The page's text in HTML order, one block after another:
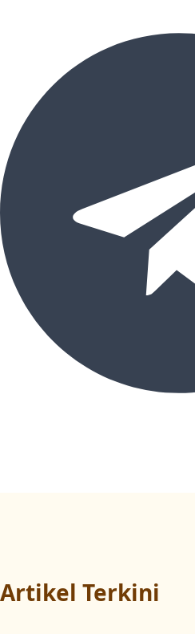
Artikel Terkini